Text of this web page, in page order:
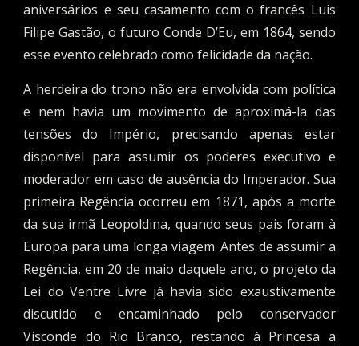
aniversários e seu casamento com o francês Luis
Filipe Gastão, o futuro Conde D’Eu, em 1864, sendo
esse evento celebrado como felicidade da nação.
A herdeira do trono não era envolvida com política
e nem havia um movimento de aproximá-la das
tensões do Império, precisando apenas estar
disponível para assumir os poderes executivo e
moderador em caso de ausência do Imperador. Sua
primeira Regência ocorreu em 1871, após a morte
da sua irmã Leopoldina, quando seus pais foram à
Europa para uma longa viagem. Antes de assumir a
Regência, em 20 de maio daquele ano, o projeto da
Lei do Ventre Livre já havia sido exaustivamente
discutido e encaminhado pelo conservador
Visconde do Rio Branco, restando à Princesa a